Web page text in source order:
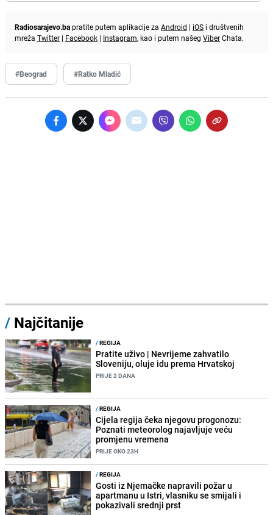
Radiosarajevo.bapratite putem aplikacije za Android | iOS i društvenih
mreža Twitter | Facebook | Instagram, kao i putem našeg ViberChata.
#Beograd #Ratko Mladić
/ Najčitanije
/REGIJA
Pratite uživo | Nevrijeme zahvatilo
Sloveniju, oluje idu prema Hrvatskoj
PRIJE 2 DANA
/REGIJA
Cijela regija čeka njegovu progonozu:
Poznati meteorolog najavljuje veću
promjenu vremena
PRIJE OKO 23H
/REGIJA
Gosti iz Njemačke napravili požar u
apartmanu u Istri, vlasniku se smijali i
pokazivali srednji prst